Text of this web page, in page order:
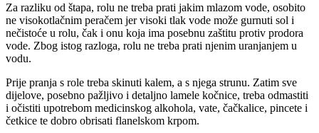
Za razliku od štapa, rolu ne treba prati jakim mlazom vode, osobito
ne visokotlačnim peračem jer visoki tlak vode može gurnuti sol i
nečistoće u rolu, čak i onu koja ima posebnu zaštitu protiv prodora
vode. Zbog istog razloga, rolu ne treba prati njenim uranjanjem u
vodu.
Prije pranja s role treba skinuti kalem, a s njega strunu. Zatim sve
dijelove, posebno pažljivo i detaljno lamele kočnice, treba odmastiti
i očistiti upotrebom medicinskog alkohola, vate, čačkalice, pincete i
četkice te dobro obrisati flanelskom krpom.